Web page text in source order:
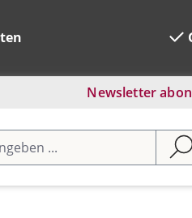
Newsletter